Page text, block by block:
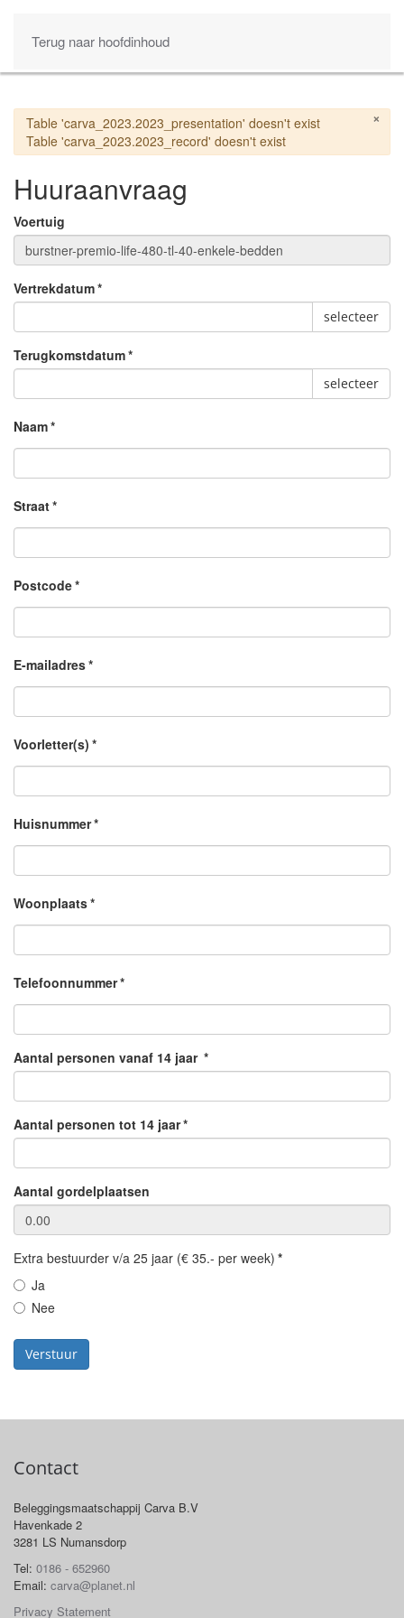
Terug naar hoofdinhoud
×
Waarschuwing
Table 'carva_2023.2023_presentation' doesn't exist
Table 'carva_2023.2023_record' doesn't exist
Huuraanvraag
Voertuig
Vertrekdatum*
selecteer
Terugkomstdatum*
selecteer
Naam*
Straat*
Postcode*
E-mailadres*
Voorletter(s) *
Huisnummer*
Woonplaats*
Telefoonnummer*
Aantal personen vanaf 14 jaar *
Aantal personen tot 14 jaar*
Aantal gordelplaatsen
Extra bestuurder v/a 25 jaar (€ 35.- per week) *
Ja
Nee
Verstuur
Contact
Beleggingsmaatschappij Carva B.V
Havenkade 2
3281 LS Numansdorp
Tel: 0186 - 652960
Email: carva@planet.nl
Privacy Statement